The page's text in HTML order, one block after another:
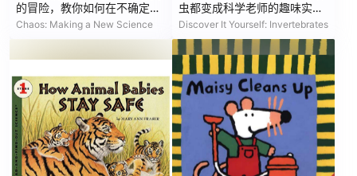
的冒险，教你如何在不确定中
拥抱无限可能
Chaos: Making a New Science
虫都变成科学老师的趣味实验
书。
Discover It Yourself: Invertebrates